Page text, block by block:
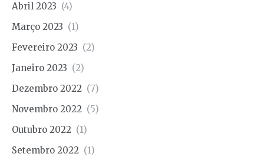
Abril 2023 (4)
Março 2023 (1)
Fevereiro 2023 (2)
Janeiro 2023 (2)
Dezembro 2022 (7)
Novembro 2022 (5)
Outubro 2022 (1)
Setembro 2022 (1)